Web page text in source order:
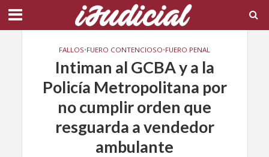
FALLOS•FUERO CONTENCIOSO•FUERO PENAL
Intiman al GCBA y a la
Policía Metropolitana por
no cumplir orden que
resguarda a vendedor
ambulante